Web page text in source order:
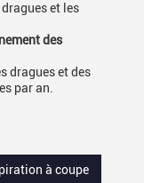
et les
des
dragues et des
par an.
à coupe